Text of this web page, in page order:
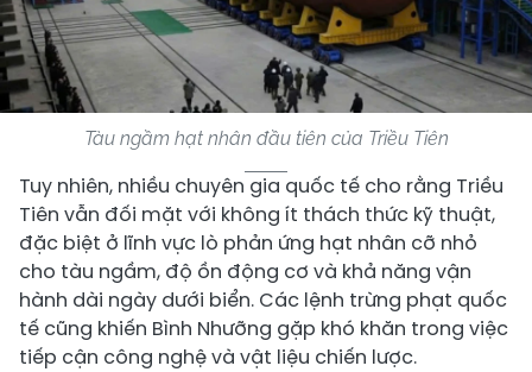
Tàu ngầm hạt nhân đầu tiên của Triều Tiên
Tuy nhiên, nhiều chuyên gia quốc tế cho rằng Triều
Tiên vẫn đối mặt với không ít thách thức kỹ thuật,
đặc biệt ở lĩnh vực lò phản ứng hạt nhân cỡ nhỏ
cho tàu ngầm, độ ồn động cơ và khả năng vận
hành dài ngày dưới biển. Các lệnh trừng phạt quốc
tế cũng khiến Bình Nhưỡng gặp khó khăn trong việc
tiếp cận công nghệ và vật liệu chiến lược.